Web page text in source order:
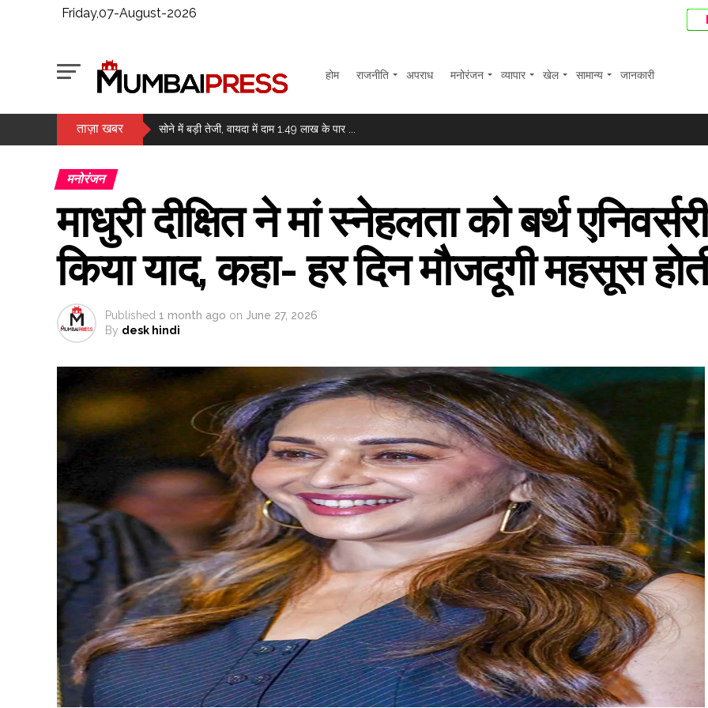
Friday,07-August-2026
होम राजनीति अपराध मनोरंजन व्यापार खेल सामान्य जानकारी
ताज़ा खबर
मैच से पहले कैसे वजन को नियंत्रित रखते हैं मुक्केबाज? प्रीति पवार ने समझाई पूरी प्रकिया ...
मुंबई में चोरी का संदिग्ध गिरफ्तार, 6 मामले सुलझाए गए ...
जेके टायर का पहली तिमाही में मुनाफा 73 प्रतिशत घटकर 44 करोड़ रुपए रहा; शेयर करीब 6 प्रतिशत फिसले ...
सोने और चांदी में उछाल, करीब 1.1 प्रतिशत तक बढ़े दाम ...
राजपाल यादव की मुश्किलें बढ़ीं, 16 करोड़ के कर्ज की वसूली के लिए बैंक ने संपत्तियों पर चिपकाया नोटिस ...
लगातार दूसरे दिन हरे निशान में बंद हुआ बाजार, सेंसेक्स में 374 अंकों की बढ़त ...
मनोरंजन
माधुरी दीक्षित ने मां स्नेहलता को बर्थ
किया याद, कहा- हर दिन मौजदूगी महसूस
Published 1 month ago on June 27, 2026
By desk hindi